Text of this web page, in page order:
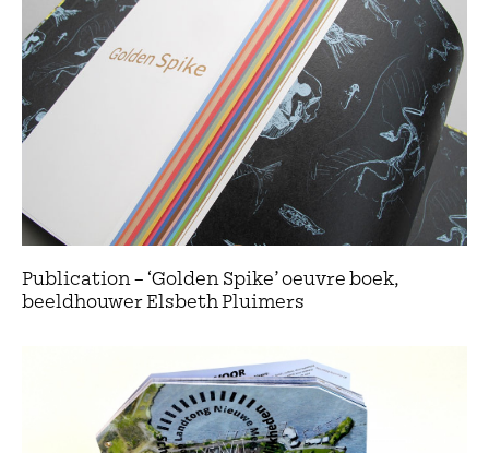
Publication – ‘Golden Spike’ oeuvre boek,
beeldhouwer Elsbeth Pluimers